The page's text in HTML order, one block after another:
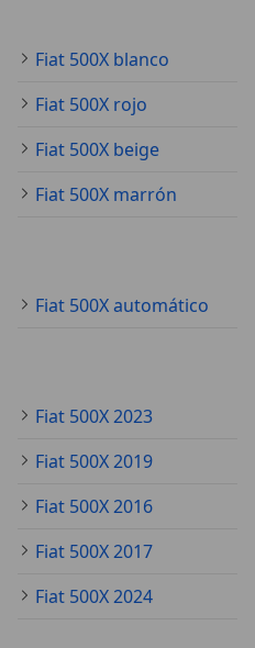
Fiat 500X blanco
Fiat 500X rojo
Fiat 500X beige
Fiat 500X marrón
Fiat 500X automático
Fiat 500X 2023
Fiat 500X 2019
Fiat 500X 2016
Fiat 500X 2017
Fiat 500X 2024